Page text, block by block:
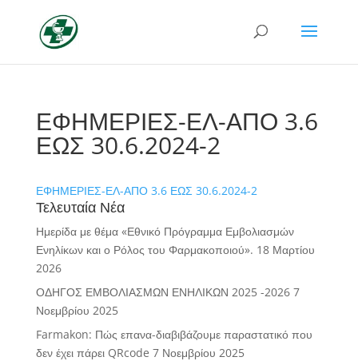
ΕΦΗΜΕΡΙΕΣ-ΕΛ-ΑΠΟ 3.6
ΕΩΣ 30.6.2024-2
ΕΦΗΜΕΡΙΕΣ-ΕΛ-ΑΠΟ 3.6 ΕΩΣ 30.6.2024-2
Τελευταία Νέα
Ημερίδα με θέμα «Εθνικό Πρόγραμμα Εμβολιασμών
Ενηλίκων και ο Ρόλος του Φαρμακοποιού». 18 Μαρτίου
2026
ΟΔΗΓΟΣ ΕΜΒΟΛΙΑΣΜΩΝ ΕΝΗΛΙΚΩΝ 2025 -2026 7
Νοεμβρίου 2025
Farmakon: Πώς επανα-διαβιβάζουμε παραστατικό που
δεν έχει πάρει QRcode 7 Νοεμβρίου 2025